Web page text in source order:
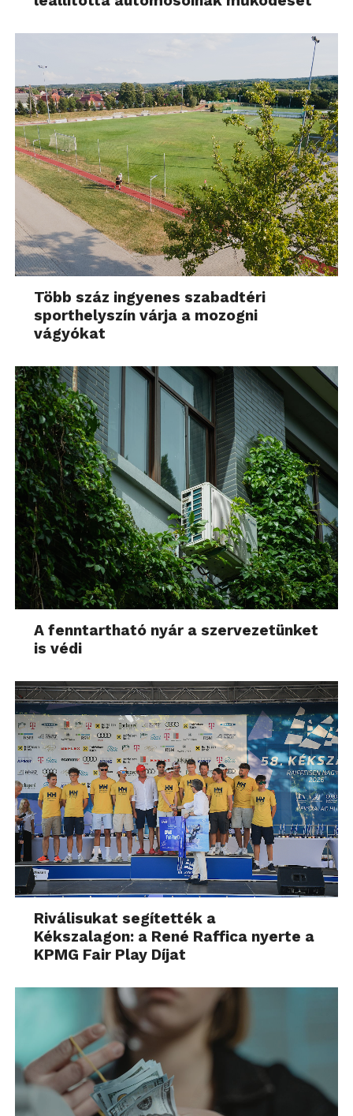
Több száz ingyenes szabadtéri
sporthelyszín várja a mozogni
vágyókat
A fenntartható nyár a szervezetünket
is védi
Riválisukat segítették a
Kékszalagon: a René Raffica nyerte a
KPMG Fair Play Díjat